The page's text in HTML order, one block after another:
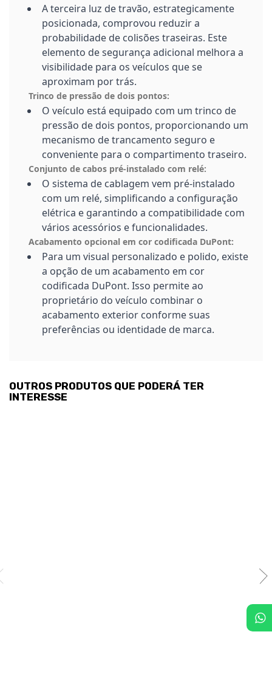
A terceira luz de travão, estrategicamente
posicionada, comprovou reduzir a
probabilidade de colisões traseiras. Este
elemento de segurança adicional melhora a
visibilidade para os veículos que se
aproximam por trás.
Trinco de pressão de dois pontos:
O veículo está equipado com um trinco de
pressão de dois pontos, proporcionando um
mecanismo de trancamento seguro e
conveniente para o compartimento traseiro.
Conjunto de cabos pré-instalado com relé:
O sistema de cablagem vem pré-instalado
com um relé, simplificando a configuração
elétrica e garantindo a compatibilidade com
vários acessórios e funcionalidades.
Acabamento opcional em cor codificada DuPont:
Para um visual personalizado e polido, existe
a opção de um acabamento em cor
codificada DuPont. Isso permite ao
proprietário do veículo combinar o
acabamento exterior conforme suas
preferências ou identidade de marca.
OUTROS PRODUTOS QUE PODERÁ TER
INTERESSE